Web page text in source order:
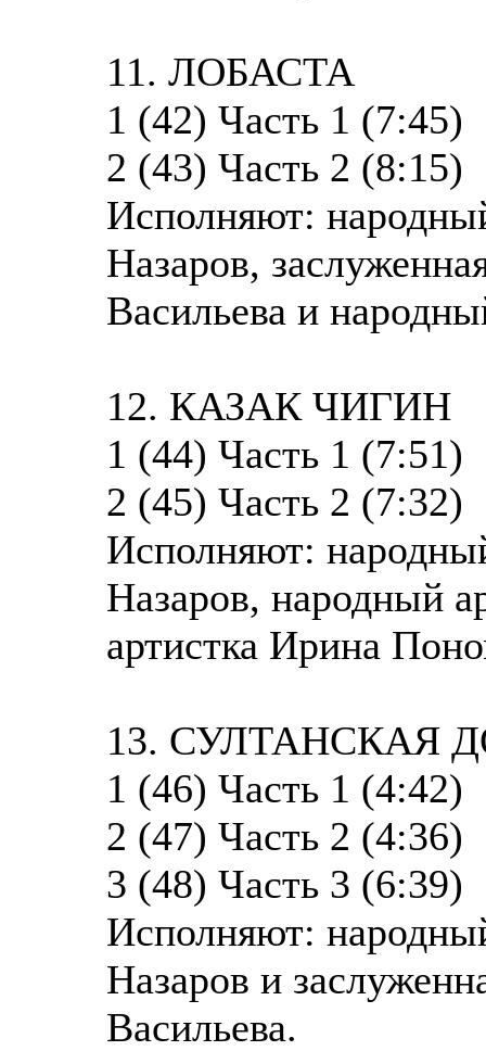
11. ЛОБАСТА
1 (42) Часть 1 (7:45)
2 (43) Часть 2 (8:15)
Исполняют:
Назаров,
Васильева и
12. КАЗАК ЧИГИН
1 (44) Часть 1 (7:51)
2 (45) Часть 2 (7:32)
Исполняют:
Назаров, народный
артистка Ирина
13. СУЛТАНСКАЯ
1 (46) Часть 1 (4:42)
2 (47) Часть 2 (4:36)
3 (48) Часть 3 (6:39)
Исполняют:
Назаров и
Васильева.